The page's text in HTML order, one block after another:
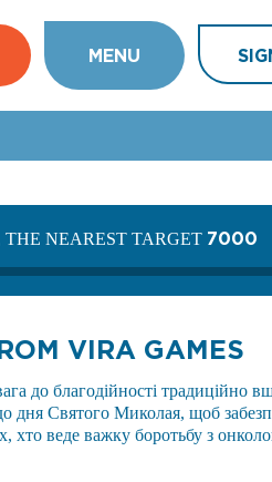
MENU
THE NEAREST TARGET 7000
VIRA GAMES
до благодійності традиційно
дня Святого Миколая, щоб
хто веде важку боротьбу з